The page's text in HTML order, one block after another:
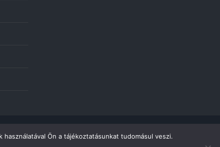
Ön a tájékoztatásunkat tudomásul veszi.